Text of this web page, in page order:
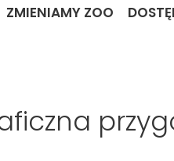
ZMIENIAMY ZOO